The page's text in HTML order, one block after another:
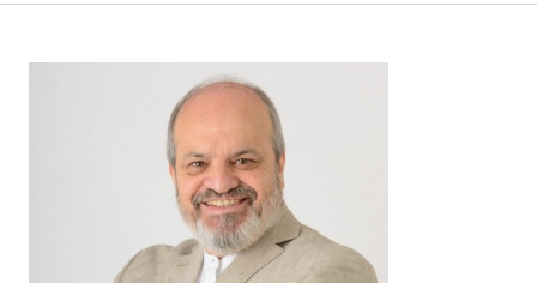
*
Guarda mi nombre, correo electrónico y web en
este navegador para la próxima vez que
comente.